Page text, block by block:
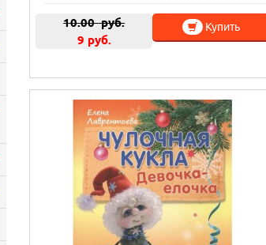
10.00руб.
9 руб.
Купить